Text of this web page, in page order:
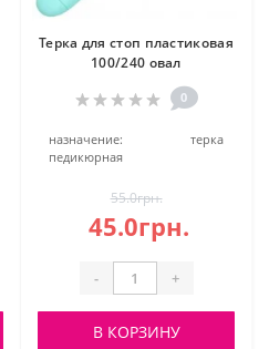
Терка для стоп пластиковая
100/240 овал
0
назначение:
терка
педикюрная
55.0грн.
45.0грн.
- +
В КОРЗИНУ